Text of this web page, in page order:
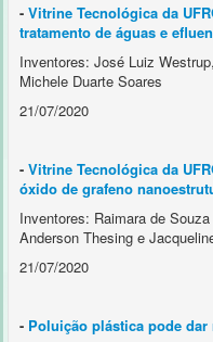
- Vitrine Tecnológica da
tratamento de águas e
Inventores: José Luiz
Michele Duarte Soares
21/07/2020
- Vitrine Tecnológica da
óxido de grafeno
Inventores: Raimara de
Anderson Thesing e
21/07/2020
- Poluição plástica pode